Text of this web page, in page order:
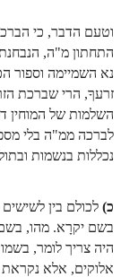
וטעם הדבר, כי
התחתון מ"ה,
נא השמיימה וספור
זרעךָ, הרי שברכת
השלמות של המוחין
לברכה ממ"ה בלי
נכללות בנשמות
כ) לכולם בין
בשם יקרָא. מהו,
היה צריך לומר,
אלוקים, אלא נקראת